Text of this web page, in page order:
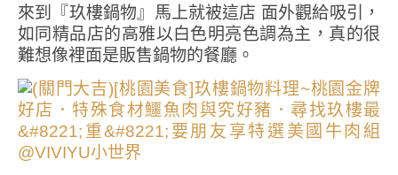
來到『玖樓鍋物』馬上就被這店 面外觀給吸引，
如同精品店的高雅以白色明亮色調為主，真的很
難想像裡面是販售鍋物的餐廳。